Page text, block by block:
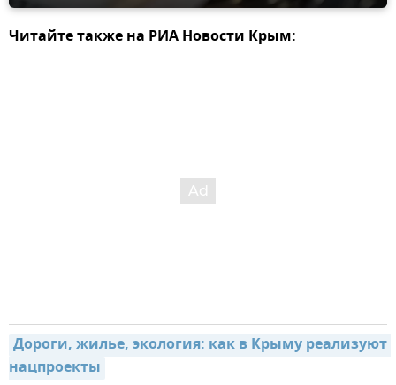
Читайте также на РИА Новости Крым:
Дороги, жилье, экология: как в Крыму реализуют
нацпроекты